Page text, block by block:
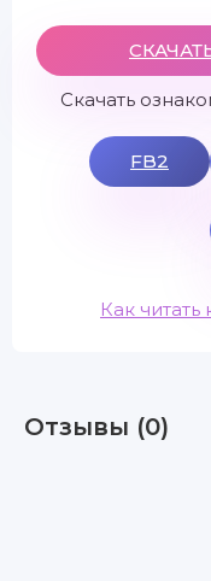
Скачать
FB2
Как
Отзывы (0)